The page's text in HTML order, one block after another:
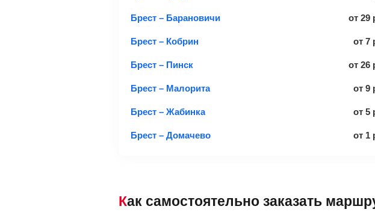
Брест – Барановичи от 29
Брест – Кобрин от 7
Брест – Пинск от 26
Брест – Малорита от 9
Брест – Жабинка от 5
Брест – Домачево от 1
Как самостоятельно заказать